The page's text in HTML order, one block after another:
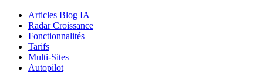
Articles Blog IA
Radar Croissance
Fonctionnalités
Tarifs
Multi-Sites
Autopilot